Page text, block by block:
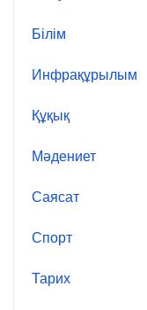
Білім
Инфрақұрылым
Құқық
Мәдениет
Саясат
Спорт
Тарих